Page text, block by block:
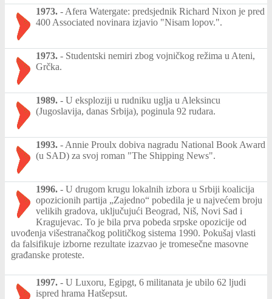
1973. - Afera Watergate: predsjednik Richard Nixon je pred
400 Associated novinara izjavio "Nisam lopov.".
1973. - Studentski nemiri zbog vojničkog režima u Ateni,
Grčka.
1989. - U eksploziji u rudniku uglja u Aleksincu
(Jugoslavija, danas Srbija), poginula 92 rudara.
1993. - Annie Proulx dobiva nagradu National Book Award
(u SAD) za svoj roman "The Shipping News".
1996. - U drugom krugu lokalnih izbora u Srbiji koalicija
opozicionih partija „Zajedno“ pobedila je u najvećem broju
velikih gradova, uključujući Beograd, Niš, Novi Sad i
Kragujevac. To je bila prva pobeda srpske opozicije od
uvođenja višestranačkog političkog sistema 1990. Pokušaj vlasti
da falsifikuje izborne rezultate izazvao je tromesečne masovne
građanske proteste.
1997. - U Luxoru, Egipgt, 6 militanata je ubilo 62 ljudi
ispred hrama Hatšepsut.